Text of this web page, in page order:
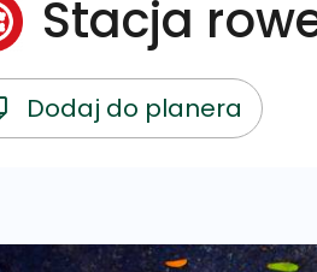
Stacja
Dodaj do planera